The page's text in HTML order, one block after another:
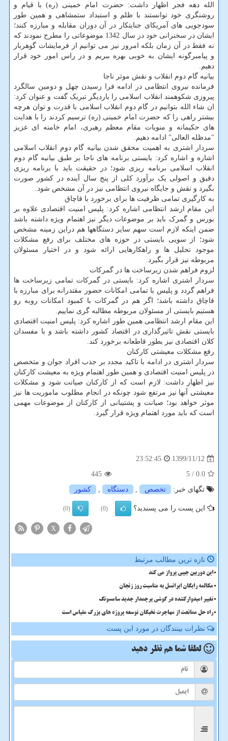
الله دهه فجر اظهار داشت: حضرت امام خمینی (ره) با قیام و
روشنگری خود توانستند با ظلم و استبداد ستمشاهی و همین طور
سودجویی های آمریکای جنایتکار در آن دوران مقابله و مبارزه کنند؛
ایشان در سخنرانی خود در سال 1342 موضوعاتی را مطرح نمودند که
نه فقط در آن زمان بلکه امروز نیز می توانیم از فرمایشات گوهربار
و پیامبرگونه ایشان به خوبی بهره ببریم و در راس امور خود قرار
دهیم.
بیانیه گام دوم انقلاب و نقش موثر ناجا
فرمانده نیروی انتظامی در ادامه فرا رسیدن چهل و دومین سالگرد
پیروزی شکوهمند انقلاب اسلامی را باردیگر تبریک گفت و عنوان کرد:
ان شاء الله بتوانیم در گام دوم انقلاب اسلامی با قدرت و توان هرچه
بیشتر راهی را که حضرت امام خمینی (ره) ترسیم کردند را با هدایت
های حکیمانه و منویات مقام معظم رهبری، امام خامنه ای عزیز
"مدظله العالی" ادامه دهیم.
سردار اشتری به اهمیت محقق شدن بیانیه گام دوم انقلاب اسلامی
اشاره و اشاره کرد: بایستی برنامه های ناجا بر طبق بیانیه گام دوم
انقلاب اسلامی برنامه ریزی شود؛ در حقیقت باید با برنامه ریزی
دقیق و اصولی یک برآورد کلی از پنج سال آینده در کشور صورت
بگیرد و نقش و جایگاه نیروی انتظامی نیز در آن مشخص شود.
به کارگیری تمامی ظرفیت ها برای برخورد با قاچاق
این مقام ارشد انتظامی اشاره کرد: پلیس امنیت اقتصادی علاوه بر
بورس و گمرک باید بر موضوعات دیگر نیز اهتمام ویژه داشته باشد
ضمن اینکه لازم است سهم سایر دستگاهها هم دراین زمینه مشخص
شود؛ از سویی بایستی در حوزه های مختلف برای رفع مشکلات
موجود تحلیل ها و راهکارهایی ارائه شود و در اختیار مسئولان
مربوطه نیز قرار بگیرد.
لزوم فراهم شدن زیرساخت ها در گمرکات
سردار اشتری اشاره کرد: بایستی در گمرکات تمامی زیرساخت ها
فراهم گردد و پلیس با تمامی امکانات حضور مقتدرانه برای مبارزه با
قاچاق داشته باشد؛ اگر هم در گمرکات با کمبود امکانات روبه رو
هستیم بایستی از مسئولان مربوطه مطالبه گری نماییم.
این مقام ارشد انتظامی همین طور اشاره کرد: پلیس امنیت اقتصادی
بایستی نقش تاثیرگذاری در اقتصاد کشور داشته باشد و با مفسدان
کلان اقتصادی نیز بطور قاطعانه برخورد کند.
رفع مشکلات معیشتی کارکنان
سردار اشتری در ادامه با تاکید مجدد بر جذب افراد جوان و متخصص
در پلیس امنیت اقتصادی و همین طور اهتمام ویژه به معیشت کارکنان
نیز اظهار داشت: لازم است که از کارکنان صیانت شود و مشکلات
معیشتی آنها نیز مرتفع شود چونکه در انجام مطلوب ماموریت ها نیز
موثر خواهد بود؛ صیانت و پشتیبانی از کارکنان از موضوعات مهمی
است که باید مورد اهتمام ویژه قرار گیرد.
1399/11/12
23:52:45
0.0
/ 5
445
تگهای خبر:
تخصص , دستگاه , كشور
این پست را می پسندید؟ (0)
(0)
X
تازه ترین مطالب مرتبط
این دوربین جیبی پرواز می کند
مکالمه رایگان ایرانسل به مناسبت روز زنجان
تغییر امیدوارکننده در گوشی پرچمدار جدید سامسونگ
راه حل ممانعت از مهاجرت نخبگان توسعه پروژه های بزرگ مقیاس است
نظرات بینندگان در مورد این پست
لطفا شما هم نظر دهید